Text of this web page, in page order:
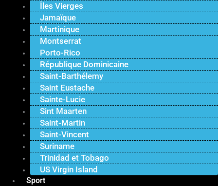
Îles Vierges
Jamaïque
Martinique
Montserrat
Porto-Rico
République Dominicaine
Saint-Barthélemy
Saint Eustache
Sainte-Lucie
Sint Maarten
Saint-Martin
Saint-Vincent
Suriname
Trinidad et Tobago
US Virgin Island
Sport